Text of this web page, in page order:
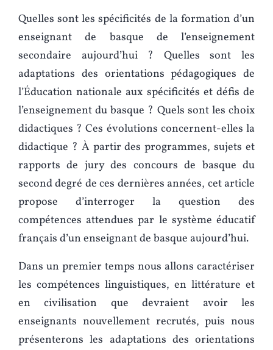
Quelles sont les spécificités de la formation d’un
enseignant de basque de l’enseignement
secondaire aujourd’hui ? Quelles sont les
adaptations des orientations pédagogiques de
l’Éducation nationale aux spécificités et défis de
l’enseignement du basque ? Quels sont les choix
didactiques ? Ces évolutions concernent-elles la
didactique ? À partir des programmes, sujets et
rapports de jury des concours de basque du
second degré de ces dernières années, cet article
propose d’interroger la question des
compétences attendues par le système éducatif
français d’un enseignant de basque aujourd’hui.
Dans un premier temps nous allons caractériser
les compétences linguistiques, en littérature et
en civilisation que devraient avoir les
enseignants nouvellement recrutés, puis nous
présenterons les adaptations des orientations